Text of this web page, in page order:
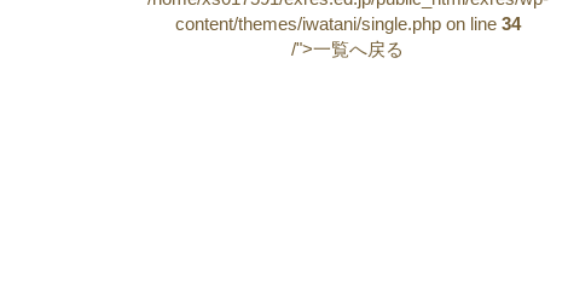
content/themes/iwatani/single.php on line 34
/">一覧へ戻る